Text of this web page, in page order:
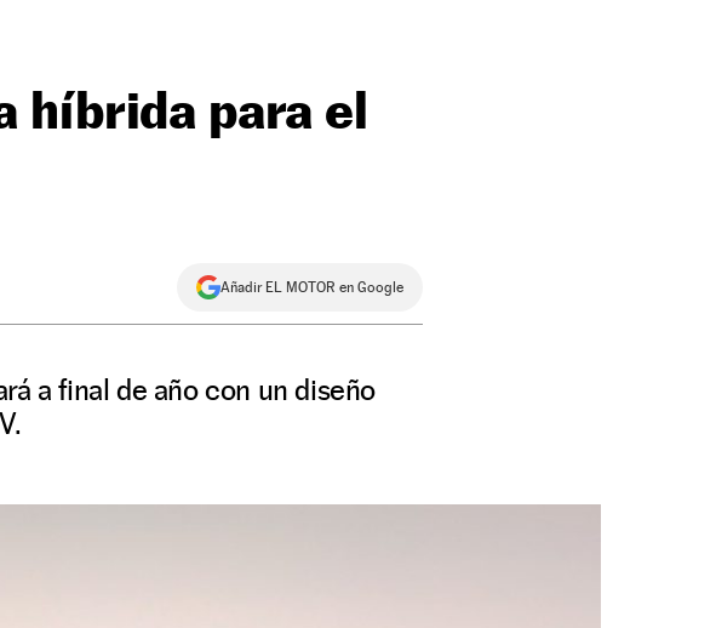
híbrida para el
Añadir EL MOTOR en Google
a final de año con un diseño